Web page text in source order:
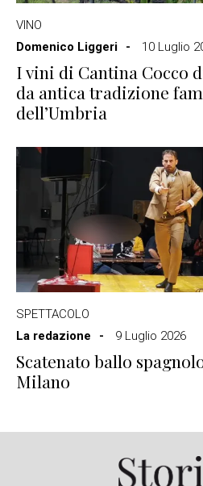
VINO
Domenico Liggeri
10 Luglio
I vini di Cantina Cocco
da antica tradizione
dell’Umbria
SPETTACOLO
La redazione
9 Luglio 2026
Scatenato ballo
Milano